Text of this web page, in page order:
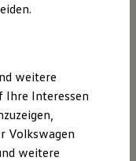
weitere
Ihre Interessen
Volkswagen
weitere